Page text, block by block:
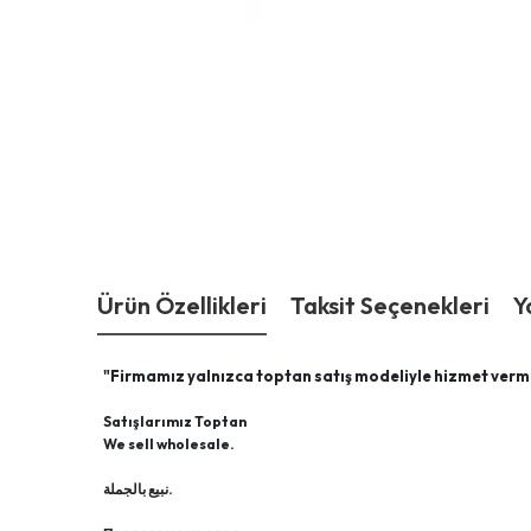
Ürün Özellikleri Taksit Seçenekleri
"Firmamız yalnızca toptan satış modeliyle hizmet
Satışlarımız Toptan
We sell wholesale.
نبيع بالجملة.